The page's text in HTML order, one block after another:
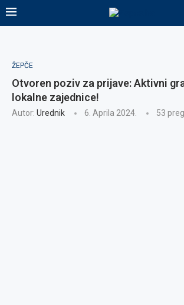
ŽEPČE
Otvoren poziv za prijave: Aktivni
lokalne zajednice!
Autor: Urednik 6. Aprila 2024. 53